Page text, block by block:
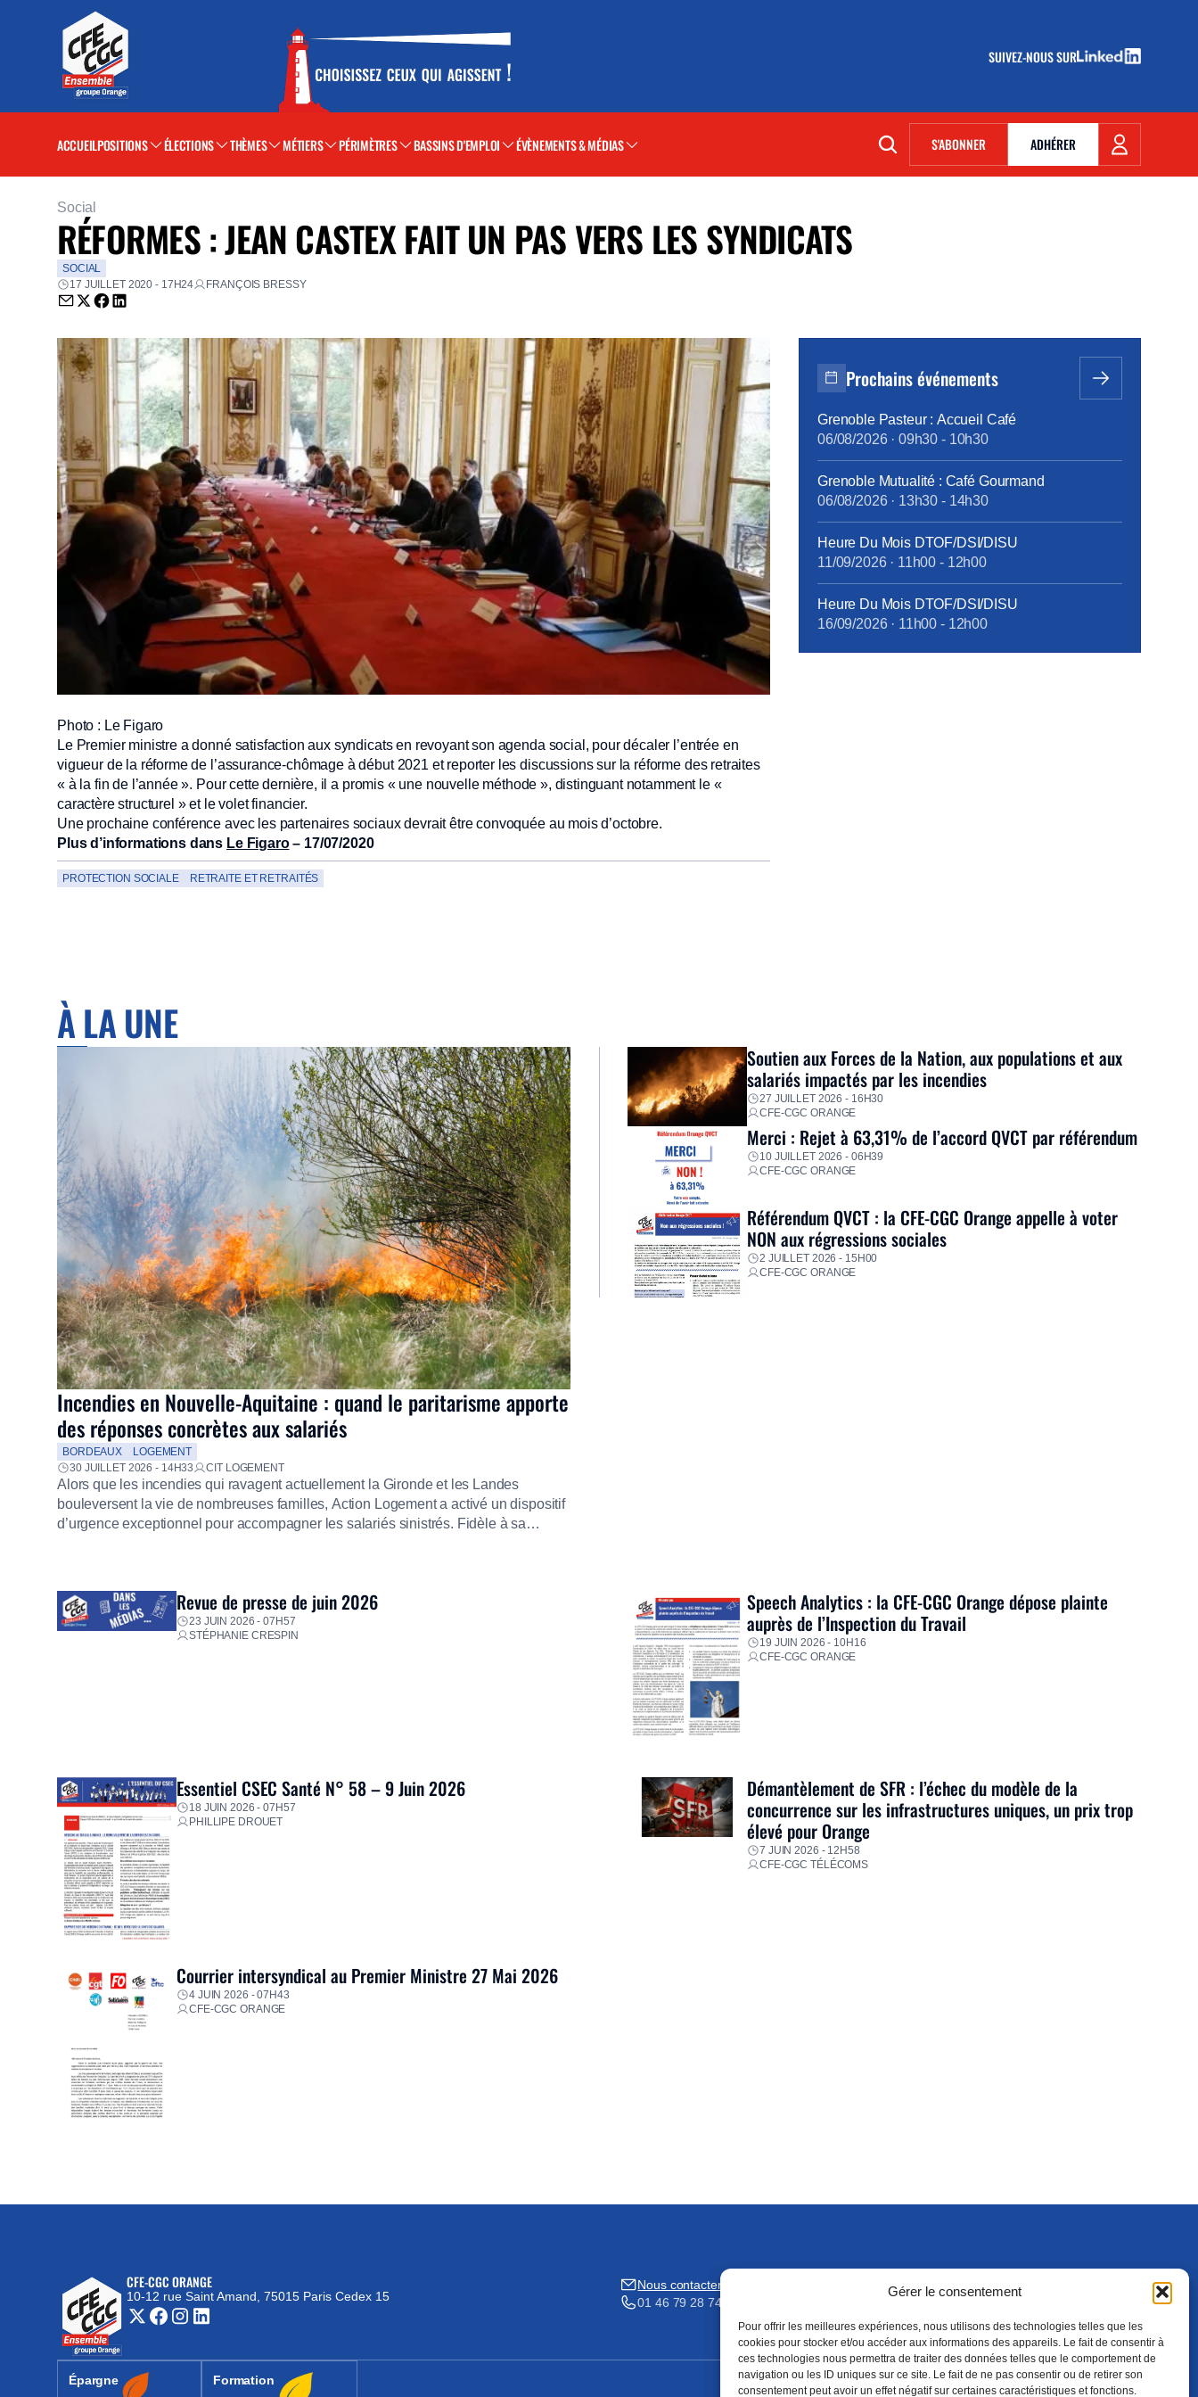
Gérer le consentement
Pour offrir les meilleures expériences, nous utilisons des technologies telles que les
cookies pour stocker et/ou accéder aux informations des appareils. Le fait de consentir à
ces technologies nous permettra de traiter des données telles que le comportement de
navigation ou les ID uniques sur ce site. Le fait de ne pas consentir ou de retirer son
consentement peut avoir un effet négatif sur certaines caractéristiques et fonctions.
SUIVEZ-NOUS SUR
(NOUVELLE FENÊTRE)
ACCUEILPOSITIONS ÉLECTIONS THÈMES MÉTIERS PÉRIMÈTRES BASSINS D'EMPLOI ÉVÈNEMENTS & MÉDIAS S'ABONNER(NOUVELLE FENÊTRE)
ADHÉRER
Social
RÉFORMES : JEAN CASTEX FAIT UN PAS VERS LES SYNDICATS
SOCIAL
17 JUILLET 2020 - 17H24
FRANÇOIS BRESSY
Envoyer par email (nouvelle fenêtre)
Partager sur Twitter (nouvelle fenêtre)
Partager sur Facebook (nouvelle fenêtre)
Partager sur LinkedIn (nouvelle fenêtre)
Photo : Le Figaro
Le Premier ministre a donné satisfaction aux syndicats en revoyant son agenda social, pour décaler l’entrée en
vigueur de la réforme de l’assurance-chômage à début 2021 et reporter les discussions sur la réforme des retraites
« à la fin de l’année ». Pour cette dernière, il a promis « une nouvelle méthode », distinguant notamment le «
caractère structurel » et le volet financier.
Une prochaine conférence avec les partenaires sociaux devrait être convoquée au mois d’octobre.
Plus d’informations dans Le Figaro– 17/07/2020
PROTECTION SOCIALE RETRAITE ET RETRAITÉS
Prochains événements
Grenoble Pasteur : Accueil Café
06/08/2026· 09h30 - 10h30
Grenoble Mutualité : Café Gourmand
06/08/2026· 13h30 - 14h30
Heure Du Mois DTOF/DSI/DISU
11/09/2026· 11h00 - 12h00
Heure Du Mois DTOF/DSI/DISU
16/09/2026· 11h00 - 12h00
À LA UNE
Incendies en Nouvelle-Aquitaine : quand le paritarisme apporte
des réponses concrètes aux salariés
BORDEAUX
LOGEMENT
30 JUILLET 2026 - 14H33
CIT LOGEMENT
Alors que les incendies qui ravagent actuellement la Gironde et les Landes
bouleversent la vie de nombreuses familles, Action Logement a activé un dispositif
d’urgence exceptionnel pour accompagner les salariés sinistrés. Fidèle à sa
Soutien aux Forces de la Nation, aux populations et aux
salariés impactés par les incendies
27 JUILLET 2026 - 16H30
CFE-CGC ORANGE
Merci : Rejet à 63,31% de l’accord QVCT par référendum
10 JUILLET 2026 - 06H39
CFE-CGC ORANGE
Référendum QVCT : la CFE-CGC Orange appelle à voter
NON aux régressions sociales
2 JUILLET 2026 - 15H00
CFE-CGC ORANGE
Revue de presse de juin 2026
23 JUIN 2026 - 07H57
STÉPHANIE CRESPIN
Speech Analytics : la CFE-CGC Orange dépose plainte
auprès de l’Inspection du Travail
19 JUIN 2026 - 10H16
CFE-CGC ORANGE
Essentiel CSEC Santé N° 58 – 9 Juin 2026
18 JUIN 2026 - 07H57
PHILLIPE DROUET
Démantèlement de SFR : l’échec du modèle de la
concurrence sur les infrastructures uniques, un prix trop
élevé pour Orange
7 JUIN 2026 - 12H58
CFE-CGC TÉLÉCOMS
Courrier intersyndical au Premier Ministre 27 Mai 2026
4 JUIN 2026 - 07H43
CFE-CGC ORANGE
CFE-CGC ORANGE
10-12 rue Saint Amand, 75015 Paris Cedex 15
(nouvelle fenêtre)
Nous contacter
01 46 79 28 74
S'ABONNER
(NOUVELLE FENÊTRE)
ADHÉRER
Épargne
(nouvelle fenêtre) Formation
(nouvelle fenêtre)